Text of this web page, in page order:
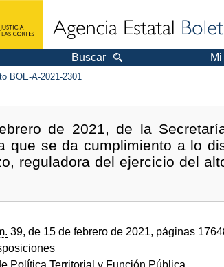
Buscar
BOE-A-2021-2301
de 2021, de la
que se da cumplimiento a lo
reguladora del ejercicio del
39, de 15 de febrero de 2021, páginas
Política Territorial y Función Pública